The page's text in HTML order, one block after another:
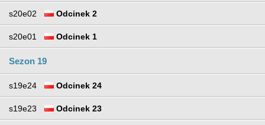
s20e02 Odcinek 2
s20e01 Odcinek 1
Sezon 19
s19e24 Odcinek 24
s19e23 Odcinek 23